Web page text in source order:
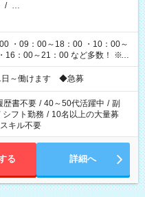
/ …
・09：00～18：00 ・10：00～
21：00 など多数！ ※お
す
～働けます ◆急募
歴書不要 / 40～50代活躍中 / 副
シフト勤務 / 10名以上の大量募
キル不要
る 詳細へ